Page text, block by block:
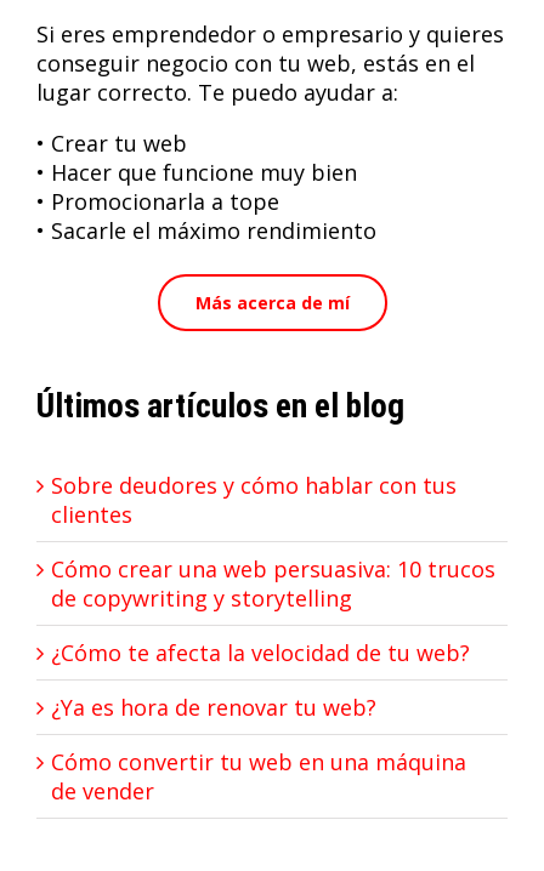
Si eres emprendedor o empresario y quieres
conseguir negocio con tu web, estás en el
lugar correcto. Te puedo ayudar a:
• Crear tu web
• Hacer que funcione muy bien
• Promocionarla a tope
• Sacarle el máximo rendimiento
Más acerca de mí
Últimos artículos en el blog
Sobre deudores y cómo hablar con tus
clientes
Cómo crear una web persuasiva: 10 trucos
de copywriting y storytelling
¿Cómo te afecta la velocidad de tu web?
¿Ya es hora de renovar tu web?
Cómo convertir tu web en una máquina
de vender